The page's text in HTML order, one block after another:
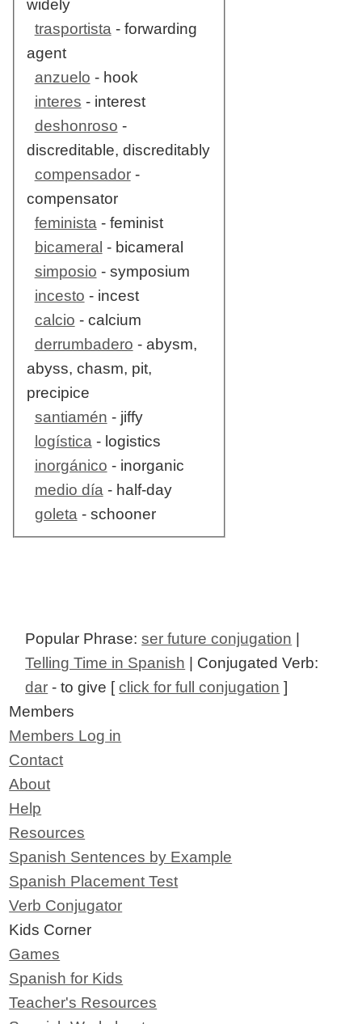
widely
trasportista - forwarding
agent
anzuelo - hook
interes - interest
deshonroso -
discreditable, discreditably
compensador-
compensator
feminista - feminist
bicameral - bicameral
simposio - symposium
incesto - incest
calcio - calcium
derrumbadero - abysm,
abyss, chasm, pit,
precipice
santiamén - jiffy
logística - logistics
inorgánico - inorganic
medio día - half-day
goleta - schooner
Popular Phrase:ser future conjugation
Telling Time in Spanish | Conjugated Verb:
dar - to give [click for full conjugation ]
Members
Members Log in
Contact
About
Help
Resources
Spanish Sentences by Example
Spanish Placement Test
Verb Conjugator
Kids Corner
Games
Spanish for Kids
Teacher's Resources